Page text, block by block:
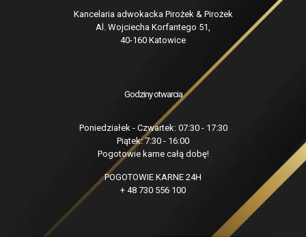
Kancelaria adwokacka Pirożek & Pirożek
Al. Wojciecha Korfantego 51,
40-160 Katowice
Godziny otwarcia
Poniedziałek - Czwartek: 07:30 - 17:30
Piątek: 7:30 - 16:00
Pogotowie karne całą dobę!
POGOTOWIE KARNE 24H
+ 48 730 556 100